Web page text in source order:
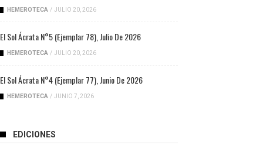
HEMEROTECA / JULIO 20, 2026
El Sol Ácrata N°5 (ejemplar 78), Julio De 2026
HEMEROTECA / JULIO 20, 2026
El Sol Ácrata N°4 (ejemplar 77), Junio De 2026
HEMEROTECA / JUNIO 7, 2026
EDICIONES